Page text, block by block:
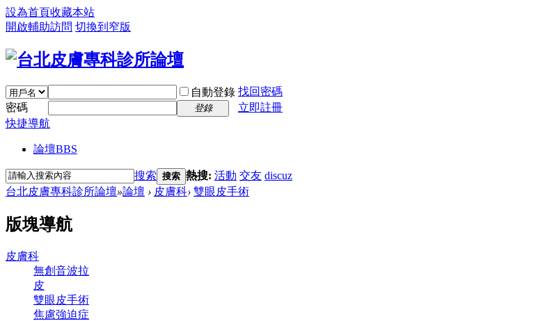
設為首頁收藏本站
開啟輔助訪問 切換到窄版
自動登錄 找回密碼
密碼
登錄
立即註冊
快捷導航
論壇BBS
搜索 搜索 熱搜: 活動 交友 discuz
台北皮膚專科診所論壇»論壇 › 皮膚科› 雙眼皮手術
版塊導航
皮膚科
無創音波拉
皮
雙眼皮手術
焦慮強迫症